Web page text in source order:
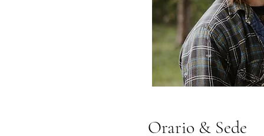
Orario & Sede